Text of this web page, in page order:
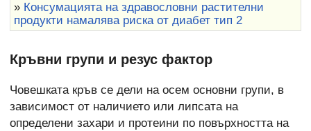
» Консумацията на здравословни растителни
продукти намалява риска от диабет тип 2
Кръвни групи и резус фактор
Човешката кръв се дели на осем основни групи, в
зависимост от наличието или липсата на
определени захари и протеини по повърхността на